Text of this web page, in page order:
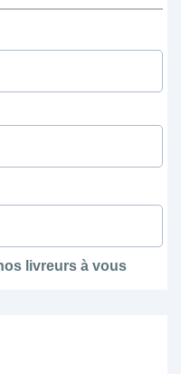
livreurs à vous